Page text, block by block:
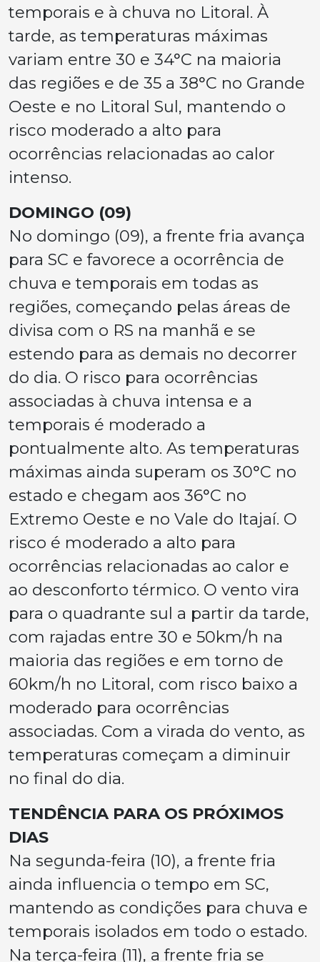
temporais e à chuva no Litoral. À
tarde, as temperaturas máximas
variam entre 30 e 34°C na maioria
das regiões e de 35 a 38°C no Grande
Oeste e no Litoral Sul, mantendo o
risco moderado a alto para
ocorrências relacionadas ao calor
intenso.
DOMINGO (09)
No domingo (09), a frente fria avança
para SC e favorece a ocorrência de
chuva e temporais em todas as
regiões, começando pelas áreas de
divisa com o RS na manhã e se
estendo para as demais no decorrer
do dia. O risco para ocorrências
associadas à chuva intensa e a
temporais é moderado a
pontualmente alto. As temperaturas
máximas ainda superam os 30°C no
estado e chegam aos 36°C no
Extremo Oeste e no Vale do Itajaí. O
risco é moderado a alto para
ocorrências relacionadas ao calor e
ao desconforto térmico. O vento vira
para o quadrante sul a partir da tarde,
com rajadas entre 30 e 50km/h na
maioria das regiões e em torno de
60km/h no Litoral, com risco baixo a
moderado para ocorrências
associadas. Com a virada do vento, as
temperaturas começam a diminuir
no final do dia.
TENDÊNCIA PARA OS PRÓXIMOS
DIAS
Na segunda-feira (10), a frente fria
ainda influencia o tempo em SC,
mantendo as condições para chuva e
temporais isolados em todo o estado.
Na terça-feira (11), a frente fria se